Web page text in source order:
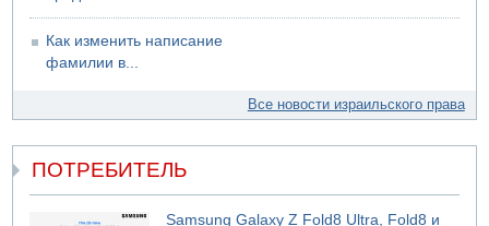
Как изменить написание
фамилии в...
Все новости израильского права
ПОТРЕБИТЕЛЬ
Samsung Galaxy Z Fold8 Ultra, Fold8 и